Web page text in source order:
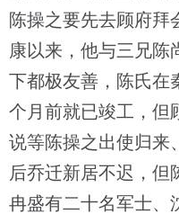
陈操之要先去顾府拜
康以来，他与三兄陈
下都极友善，陈氏在
个月前就已竣工，但
说等陈操之出使归来
后乔迁新居不迟，但
冉盛有二十名军士、